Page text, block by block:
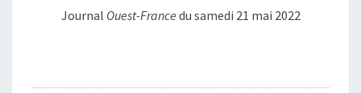
Journal Ouest-France du samedi 21 mai 2022